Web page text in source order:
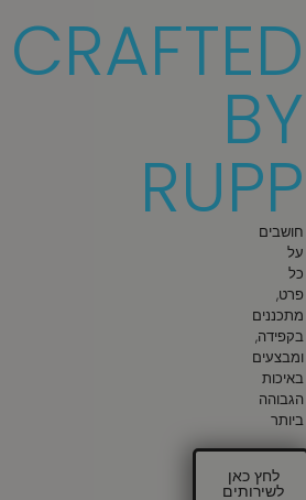
CRAFTED
BY
RUPP
חושבים
על
כל
פרט,
מתכננים
בקפידה,
ומבצעים
באיכות
הגבוהה
ביותר
לחץ כאן
לשירותים